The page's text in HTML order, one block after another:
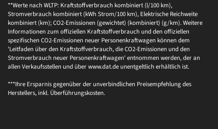
**Werte nach WLTP: Kraftstoffverbrauch kombiniert (l/100 km),
Stromverbrauch kombiniert (kWh Strom/100 km), Elektrische Reichweite
kombiniert (km); CO2-Emissionen (gewichtet) (kombiniert) (g/km). Weitere
Informationen zum offiziellen Kraftstoffverbrauch und den offiziellen
spezifischen CO2-Emissionen neuer Personenkraftwagen können dem
'Leitfaden über den Kraftstoffverbrauch, die CO2-Emissionen und den
Stromverbrauch neuer Personenkraftwagen' entnommen werden, der an
allen Verkaufsstellen und über www.dat.de unentgeltlich erhältlich ist.
***Ihre Ersparnis gegenüber der unverbindlichen Preisempfehlung des
Herstellers, inkl. Überführungskosten.